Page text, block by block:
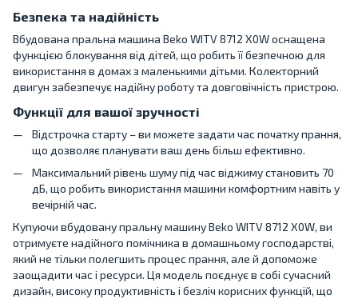
Безпека та надійність
Вбудована пральна машина Beko WITV 8712 X0W оснащена
функцією блокування від дітей, що робить її безпечною для
використання в домах з маленькими дітьми. Колекторний
двигун забезпечує надійну роботу та довговічність пристрою.
Функції для вашої зручності
Відстрочка старту – ви можете задати час початку прання,
що дозволяє планувати ваш день більш ефективно.
Максимальний рівень шуму під час віджиму становить 70
дБ, що робить використання машини комфортним навіть у
вечірній час.
Купуючи вбудовану пральну машину Beko WITV 8712 X0W, ви
отримуєте надійного помічника в домашньому господарстві,
який не тільки полегшить процес прання, але й допоможе
заощадити час і ресурси. Ця модель поєднує в собі сучасний
дизайн, високу продуктивність і безліч корисних функцій, що